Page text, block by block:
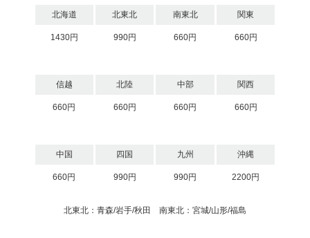
北海道 北東北 南東北 関東
1430円 990円 660円 660円
信越 北陸 中部 関西
660円 660円 660円 660円
中国 四国 九州 沖縄
660円 990円 990円 2200円
北東北：青森/岩手/秋田 南東北：宮城/山形/福島